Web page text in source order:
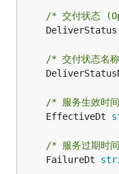
/* 交付状态
	DeliverStatus
/* 交付状态
/* 服务生效时
	EffectiveDt
/* 服务过期时
	FailureDt